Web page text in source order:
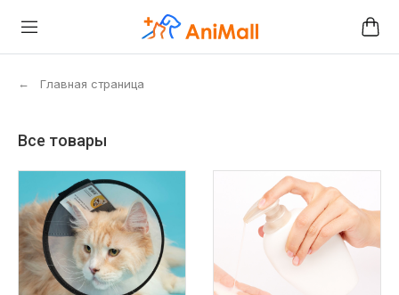
← Главная страница
Все товары